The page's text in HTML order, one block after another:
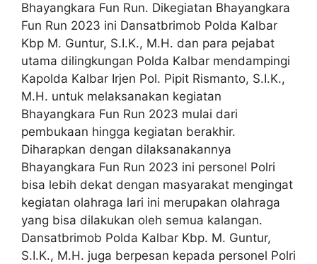
Bhayangkara Fun Run. Dikegiatan Bhayangkara
Fun Run 2023 ini Dansatbrimob Polda Kalbar
Kbp M. Guntur, S.I.K., M.H. dan para pejabat
utama dilingkungan Polda Kalbar mendampingi
Kapolda Kalbar Irjen Pol. Pipit Rismanto, S.I.K.,
M.H. untuk melaksanakan kegiatan
Bhayangkara Fun Run 2023 mulai dari
pembukaan hingga kegiatan berakhir.
Diharapkan dengan dilaksanakannya
Bhayangkara Fun Run 2023 ini personel Polri
bisa lebih dekat dengan masyarakat mengingat
kegiatan olahraga lari ini merupakan olahraga
yang bisa dilakukan oleh semua kalangan.
Dansatbrimob Polda Kalbar Kbp. M. Guntur,
S.I.K., M.H. juga berpesan kepada personel Polri